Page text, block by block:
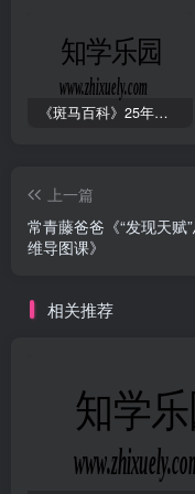
《斑马百科》25年最新30科全套高清视频
上一篇
常青藤爸爸《“发现天赋
维导图课》
相关推荐